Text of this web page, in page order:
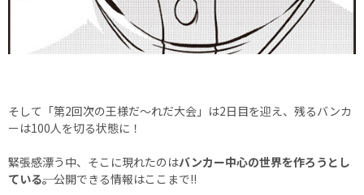
そして「第2回次の王様だ～れだ大会」は2日目を迎え、残るバンカ
ーは100人を切る状態に！
緊張感漂う中、そこに現れたのはバンカー中心の世界を作ろうとし
ている――。公開できる情報はここまで!!